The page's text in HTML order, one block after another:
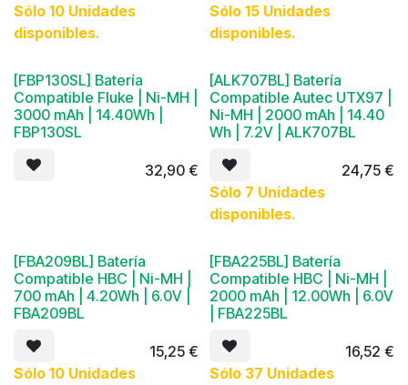
Sólo 10 Unidades
disponibles.
Sólo 15 Unidades
disponibles.
[FBP130SL] Batería
Compatible Fluke | Ni-MH |
3000 mAh | 14.40Wh |
FBP130SL
32,90€
[ALK707BL] Batería
Compatible Autec UTX97 |
Ni-MH | 2000 mAh | 14.40
Wh | 7.2V | ALK707BL
24,75€
Sólo 7 Unidades
disponibles.
[FBA209BL] Batería
Compatible HBC | Ni-MH |
700 mAh | 4.20Wh | 6.0V |
FBA209BL
15,25€
Sólo 10 Unidades
[FBA225BL] Batería
Compatible HBC | Ni-MH |
2000 mAh | 12.00Wh | 6.0V
| FBA225BL
16,52 €
Sólo 37 Unidades